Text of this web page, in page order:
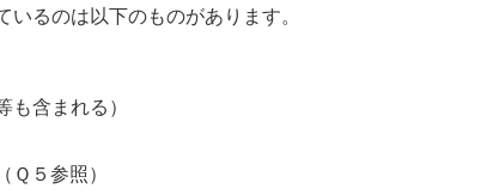
るのは以下のものがあります。
も含まれる）
５参照）